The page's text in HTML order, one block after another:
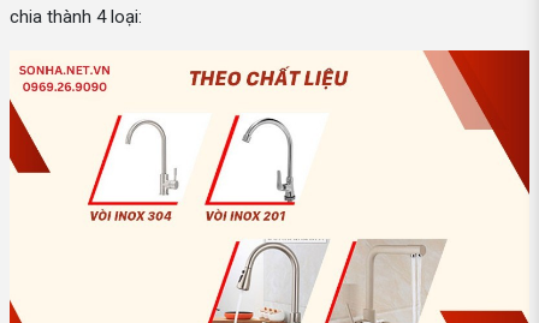
chia thành 4 loại: